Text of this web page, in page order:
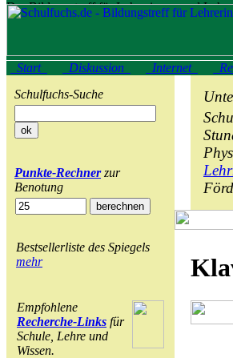
Start Diskussion Internet
Schulfuchs-Suche
Punkte-Rechnerzur
Benotung
Bestsellerliste des Spiegels
mehr
Empfohlene
Recherche-Links für
Schule, Lehre und
Wissen.